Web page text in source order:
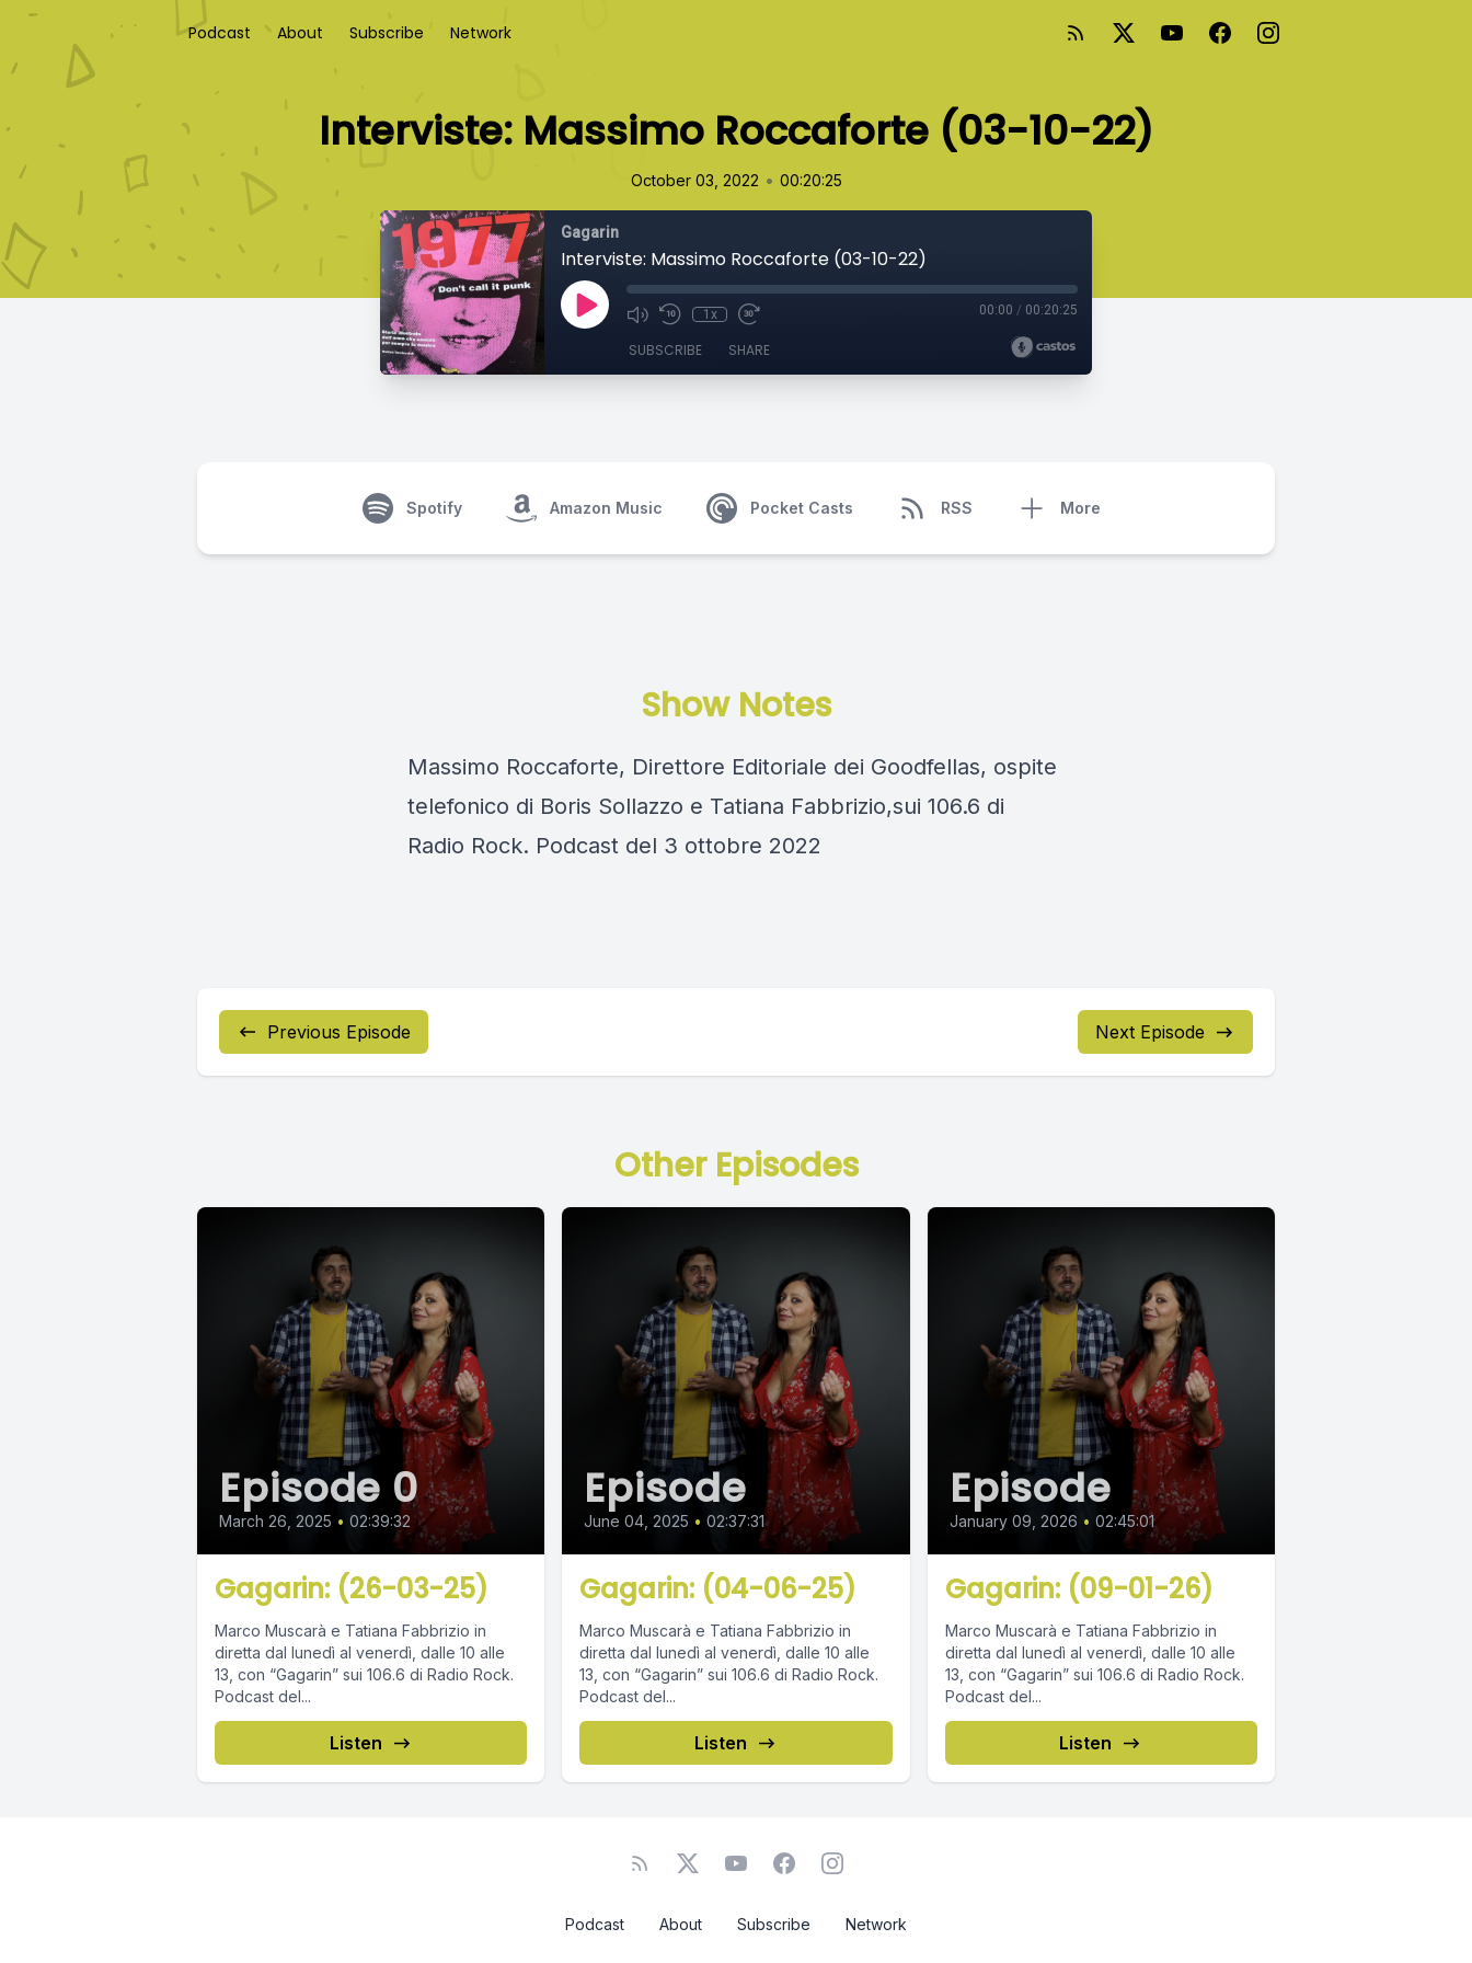
Podcast About Subscribe Network
Interviste: Massimo Roccaforte (03-10-22)
October 03, 2022 • 00:20:25
Gagarin
Interviste: Massimo Roccaforte (03-10-22)
1x 00:00 / 00:20:25
SUBSCRIBE SHARE
Spotify Amazon Music Pocket Casts RSS More
Show Notes
Massimo Roccaforte, Direttore Editoriale dei Goodfellas, ospite
telefonico di Boris Sollazzo e Tatiana Fabbrizio,sui 106.6 di
Radio Rock. Podcast del 3 ottobre 2022
Previous Episode Next Episode
Other Episodes
Episode 0
March 26, 2025 • 02:39:32
Gagarin: (26-03-25)
Marco Muscarà e Tatiana Fabbrizio in
diretta dal lunedì al venerdì, dalle 10 alle
13, con “Gagarin” sui 106.6 di Radio Rock.
Podcast del...
Listen
Episode
June 04, 2025 • 02:37:31
Gagarin: (04-06-25)
Marco Muscarà e Tatiana Fabbrizio in
diretta dal lunedì al venerdì, dalle 10 alle
13, con “Gagarin” sui 106.6 di Radio Rock.
Podcast del...
Listen
Episode
January 09, 2026 • 02:45:01
Gagarin: (09-01-26)
Marco Muscarà e Tatiana Fabbrizio in
diretta dal lunedì al venerdì, dalle 10 alle
13, con “Gagarin” sui 106.6 di Radio Rock.
Podcast del...
Listen
Podcast About Subscribe Network